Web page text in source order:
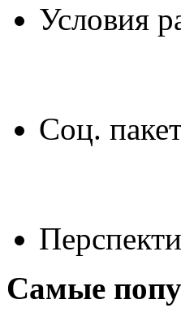
Условия
Соц.
Самые